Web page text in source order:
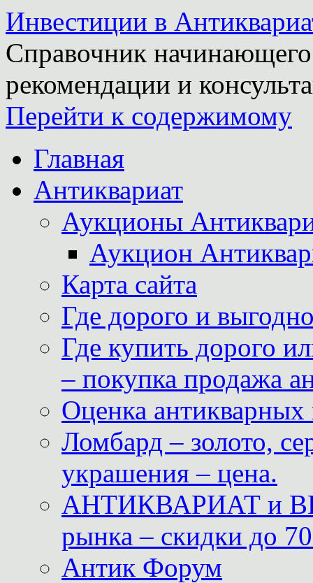
Инвестиции в
Справочник
рекомендации и
Перейти к содержимому
Главная
Антиквариат
Аукционы
Аукцион
Карта сайта
Где дорого и
Где купить дорого
– покупка продажа
Оценка антикварных
Ломбард – золото,
украшения – цена.
АНТИКВАРИАТ и
рынка – скидки до
Антик Форум